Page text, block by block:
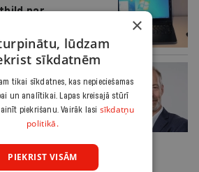
par
×
lūdzam
sīkdatnēm
tikai sīkdatnes, kas nepieciešamas
un analītikai. Lapas kreisajā stūrī
piekrišanu. Vairāk lasi sīkdatņu
politikā.
PIEKRIST VISĀM